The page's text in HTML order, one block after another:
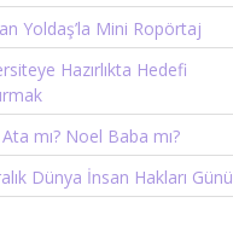
Yoldaş’la Mini Ropörtaj
Hazırlıkta Hedefi
mı? Noel Baba mı?
Dünya İnsan Hakları Günü